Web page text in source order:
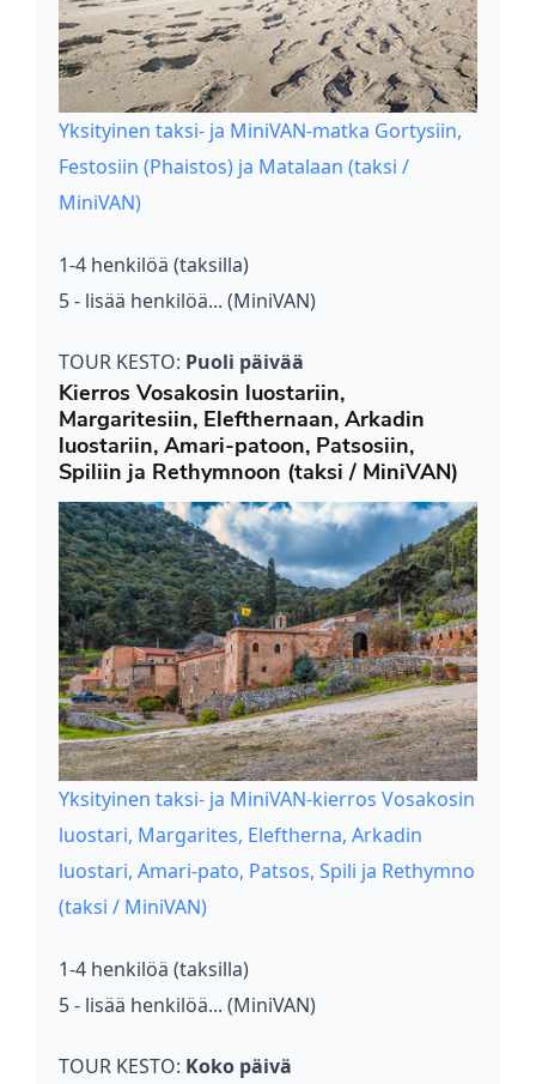
Yksityinen taksi- ja MiniVAN-matka Gortysiin,
Festosiin (Phaistos) ja Matalaan (taksi /
MiniVAN)
1-4 henkilöä (taksilla)
5 - lisää henkilöä... (MiniVAN)
TOUR KESTO: Puoli päivää
Kierros Vosakosin luostariin,
Margaritesiin, Elefthernaan, Arkadin
luostariin, Amari-patoon, Patsosiin,
Spiliin ja Rethymnoon (taksi / MiniVAN)
Yksityinen taksi- ja MiniVAN-kierros Vosakosin
luostari, Margarites, Eleftherna, Arkadin
luostari, Amari-pato, Patsos, Spili ja Rethymno
(taksi / MiniVAN)
1-4 henkilöä (taksilla)
5 - lisää henkilöä... (MiniVAN)
TOUR KESTO: Koko päivä